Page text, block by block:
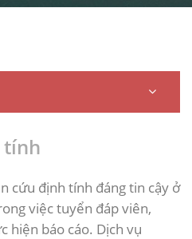
tính
cứu định tính đáng tin cậy ở
việc tuyển đáp viên,
hiện báo cáo. Dịch vụ